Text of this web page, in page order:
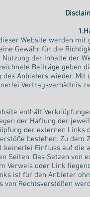
Website werden
Gewähr für die
Nutzung der Inhalte der
Beiträge geben
des Anbieters wieder.
Vertragsverhältnis
enthält
der Haftung der
der externen Links
bestehen. Zu
keinerlei Einfluss auf die
Seiten. Das Setzen von
Verweis oder Link
ist für den Anbieter
von Rechtsverstößen